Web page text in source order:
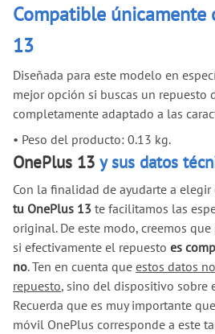
Compatible únicamente
13
Diseñada para este modelo en
mejor opción si buscas un repuesto
completamente adaptado a las
• Peso del producto: 0.13 kg.
OnePlus 13 y sus datos
Con la finalidad de ayudarte a elegir
tu OnePlus 13 te facilitamos las
original. De este modo, creemos
si efectivamente el repuesto es
no. Ten en cuenta que estos datos
repuesto, sino del dispositivo sobre
Recuerda que es muy importante
móvil OnePlus corresponde a este